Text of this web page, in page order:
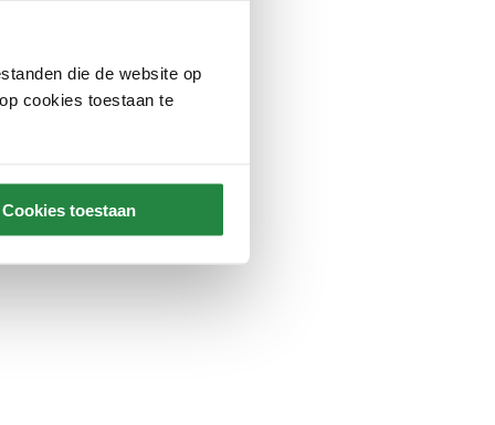
die de website op
cookies toestaan te
Cookies toestaan